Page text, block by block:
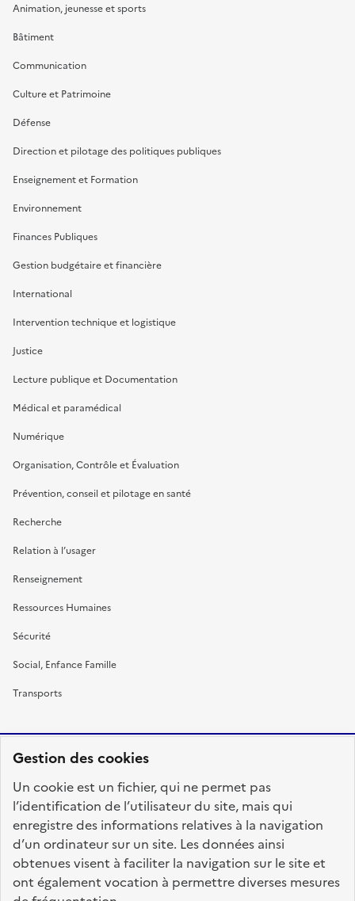
Gestion des cookies
Un cookie est un fichier, qui ne permet pas
l’identification de l’utilisateur du site, mais qui
enregistre des informations relatives à la navigation
d’un ordinateur sur un site. Les données ainsi
obtenues visent à faciliter la navigation sur le site et
ont également vocation à permettre diverses mesures
Animation, jeunesse et sports
Bâtiment
Communication
Culture et Patrimoine
Défense
Direction et pilotage des politiques publiques
Enseignement et Formation
Environnement
Finances Publiques
Gestion budgétaire et financière
International
Intervention technique et logistique
Justice
Lecture publique et Documentation
Médical et paramédical
Numérique
Organisation, Contrôle et Évaluation
Prévention, conseil et pilotage en santé
Recherche
Relation à l’usager
Renseignement
Ressources Humaines
Sécurité
Social, Enfance Famille
Transports
FRANÇAISE
fonction-publique.gouv.fr
legifrance.gouv.fr